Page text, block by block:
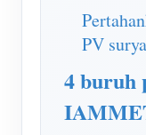
PV surya
4 buruh